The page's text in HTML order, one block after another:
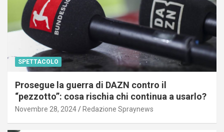
SPETTACOLO
Prosegue la guerra di DAZN contro il
“pezzotto”: cosa rischia chi continua a usarlo?
Novembre 28, 2024 Redazione Spraynews